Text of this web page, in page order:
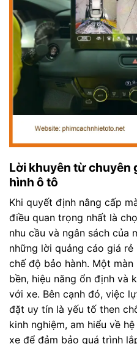
Lời khuyên từ chuyên
hình ô tô
Khi quyết định nâng cấp
điều quan trọng nhất là
nhu cầu và ngân sách của
những lời quảng cáo giá
chế độ bảo hành. Một
bền, hiệu năng ổn định và
với xe. Bên cạnh đó, việc
đặt uy tín là yếu tố then
kinh nghiệm, am hiểu về
xe để đảm bảo quá trình